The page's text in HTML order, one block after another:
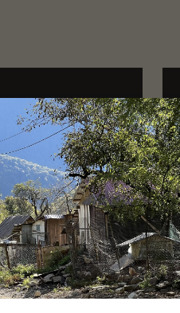
горы, хорошо
и насыщенности,